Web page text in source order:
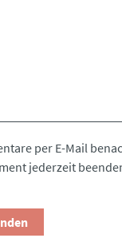
per E-Mail
jederzeit